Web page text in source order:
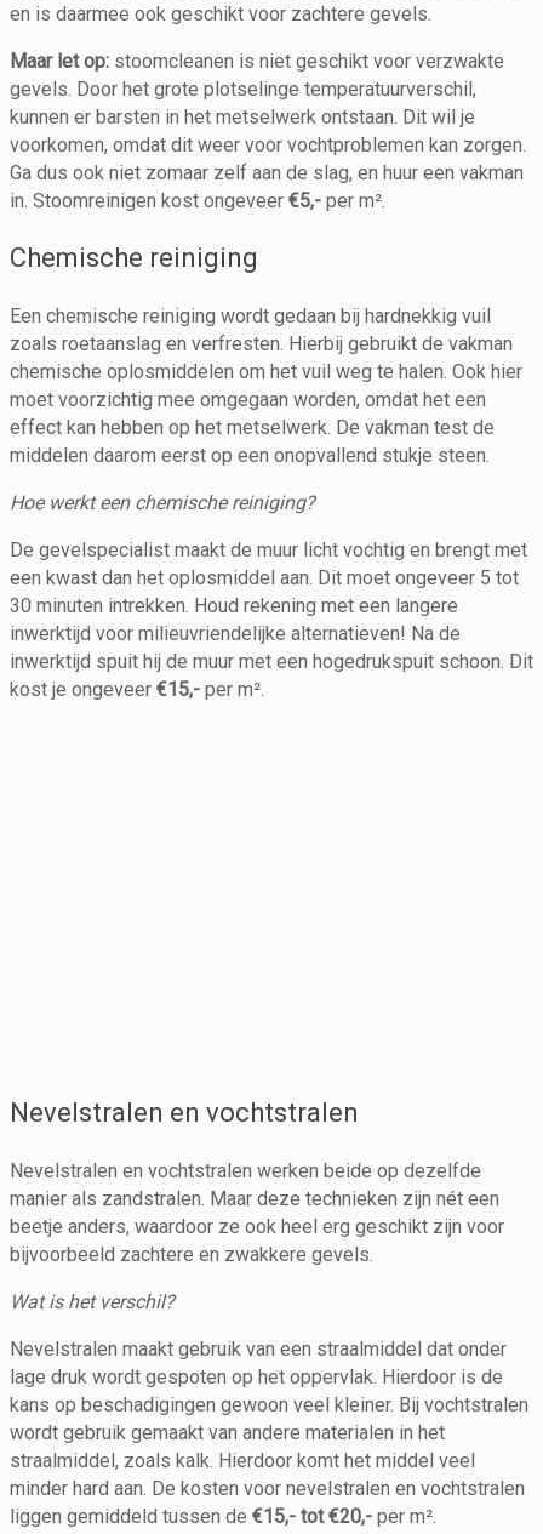
en is daarmee ook geschikt voor zachtere gevels.
Maar let op: stoomcleanen is niet geschikt voor verzwakte
gevels. Door het grote plotselinge temperatuurverschil,
kunnen er barsten in het metselwerk ontstaan. Dit wil je
voorkomen, omdat dit weer voor vochtproblemen kan zorgen.
Ga dus ook niet zomaar zelf aan de slag, en huur een vakman
in. Stoomreinigen kost ongeveer €5,- per m².
Chemische reiniging
Een chemische reiniging wordt gedaan bij hardnekkig vuil
zoals roetaanslag en verfresten. Hierbij gebruikt de vakman
chemische oplosmiddelen om het vuil weg te halen. Ook hier
moet voorzichtig mee omgegaan worden, omdat het een
effect kan hebben op het metselwerk. De vakman test de
middelen daarom eerst op een onopvallend stukje steen.
Hoe werkt een chemische reiniging?
De gevelspecialist maakt de muur licht vochtig en brengt met
een kwast dan het oplosmiddel aan. Dit moet ongeveer 5 tot
30 minuten intrekken. Houd rekening met een langere
inwerktijd voor milieuvriendelijke alternatieven! Na de
inwerktijd spuit hij de muur met een hogedrukspuit schoon. Dit
kost je ongeveer €15,- per m².
Nevelstralen en vochtstralen
Nevelstralen en vochtstralen werken beide op dezelfde
manier als zandstralen. Maar deze technieken zijn nét een
beetje anders, waardoor ze ook heel erg geschikt zijn voor
bijvoorbeeld zachtere en zwakkere gevels.
Wat is het verschil?
Nevelstralen maakt gebruik van een straalmiddel dat onder
lage druk wordt gespoten op het oppervlak. Hierdoor is de
kans op beschadigingen gewoon veel kleiner. Bij vochtstralen
wordt gebruik gemaakt van andere materialen in het
straalmiddel, zoals kalk. Hierdoor komt het middel veel
minder hard aan. De kosten voor nevelstralen en vochtstralen
liggen gemiddeld tussen de €15,- tot €20,- per m².